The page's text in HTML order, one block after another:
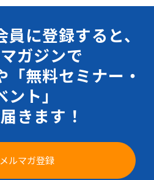
に登録すると、
ガジンで
「無料セミナー・
ント」
きます！
メルマガ登録